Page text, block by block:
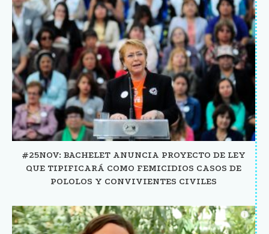
#25NOV: BACHELET ANUNCIA PROYECTO DE LEY
QUE TIPIFICARÁ COMO FEMICIDIOS CASOS DE
POLOLOS Y CONVIVIENTES CIVILES